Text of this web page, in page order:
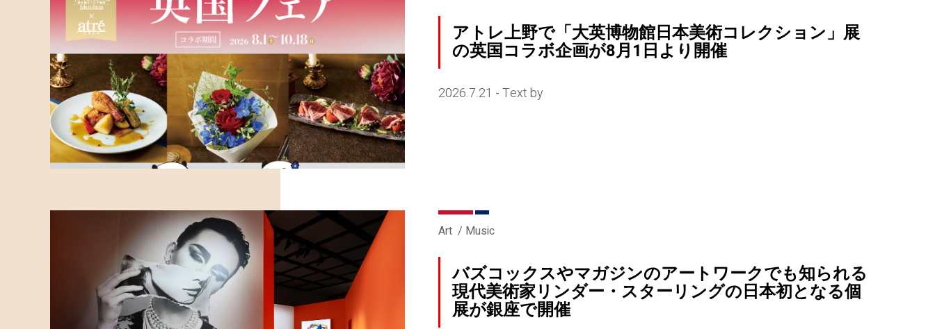
アトレ上野で「大英博物館日本美術コレクション」展
の英国コラボ企画が8月1日より開催
2026.7.21 - Text by
Art Music
バズコックスやマガジンのアートワークでも知られる
現代美術家リンダー・スターリングの日本初となる個
展が銀座で開催